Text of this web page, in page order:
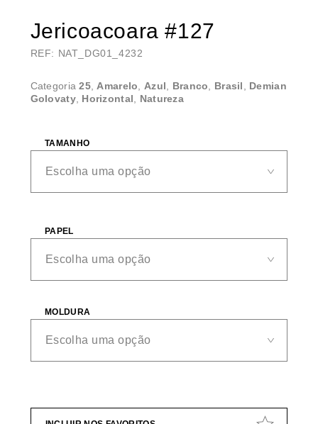
Jericoacoara #127
REF: NAT_DG01_4232
Categoria25, Amarelo Azul Branco Brasil
Demian
Golovaty, Horizontal Natureza
TAMANHO
PAPEL
MOLDURA